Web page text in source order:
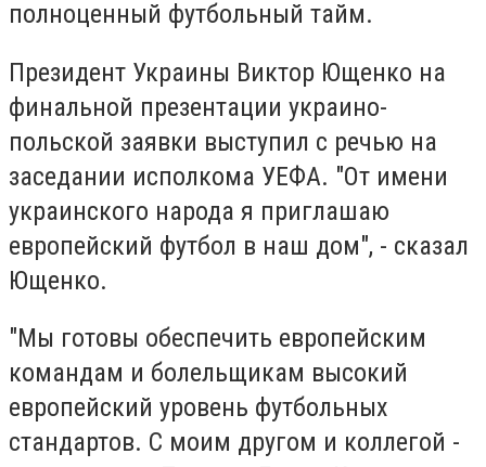
полноценный футбольный тайм.
Президент Украины Виктор Ющенко на
финальной презентации украино-
польской заявки выступил с речью на
заседании исполкома УЕФА. "От имени
украинского народа я приглашаю
европейский футбол в наш дом", - сказал
Ющенко.
"Мы готовы обеспечить европейским
командам и болельщикам высокий
европейский уровень футбольных
стандартов. С моим другом и коллегой -